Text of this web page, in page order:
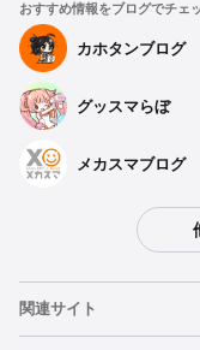
おすすめ情報をブログでチェ
カホタンブログ
グッスマらぼ
メカスマブログ
関連サイト